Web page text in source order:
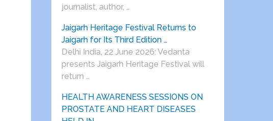
journalist, author, …
Jaigarh Heritage Festival Returns to
Jaigarh for Its Third Edition …
Delhi India, 22 June 2026: Vedanta
presents Jaigarh Heritage Festival will
return …
HEALTH AWARENESS SESSIONS ON
PROSTATE AND HEART DISEASES